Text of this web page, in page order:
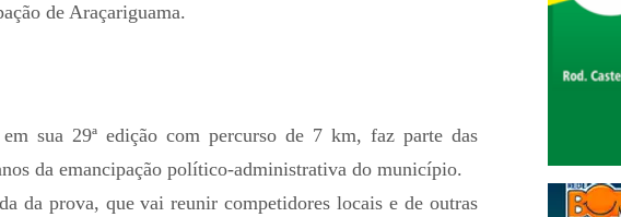
de Araçariguama.
sua 29ª edição com percurso de 7 km, faz parte das
da emancipação político-administrativa do município.
da prova, que vai reunir competidores locais e de outras